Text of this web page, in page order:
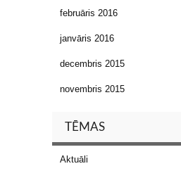
februāris 2016
janvāris 2016
decembris 2015
novembris 2015
TĒMAS
Aktuāli